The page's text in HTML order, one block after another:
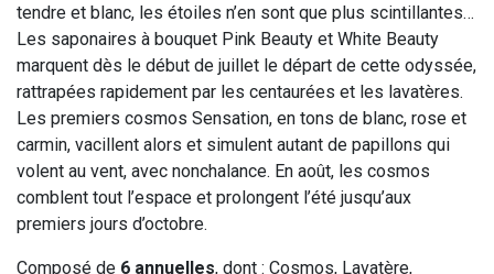
tendre et blanc, les étoiles n’en sont que plus scintillantes…
Les saponaires à bouquet Pink Beauty et White Beauty
marquent dès le début de juillet le départ de cette odyssée,
rattrapées rapidement par les centaurées et les lavatères.
Les premiers cosmos Sensation, en tons de blanc, rose et
carmin, vacillent alors et simulent autant de papillons qui
volent au vent, avec nonchalance. En août, les cosmos
comblent tout l’espace et prolongent l’été jusqu’aux
premiers jours d’octobre.
Composé de 6 annuelles, dont : Cosmos, Lavatère,